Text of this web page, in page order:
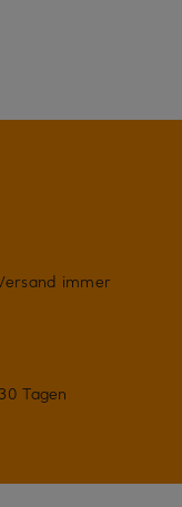
immer
Tagen